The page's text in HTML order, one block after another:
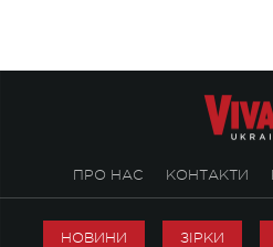
ПРО НАС КОНТАКТИ
НОВИНИ ЗІРКИ